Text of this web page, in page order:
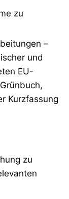
zu
–
und
EU-
Kurzfassung
zu